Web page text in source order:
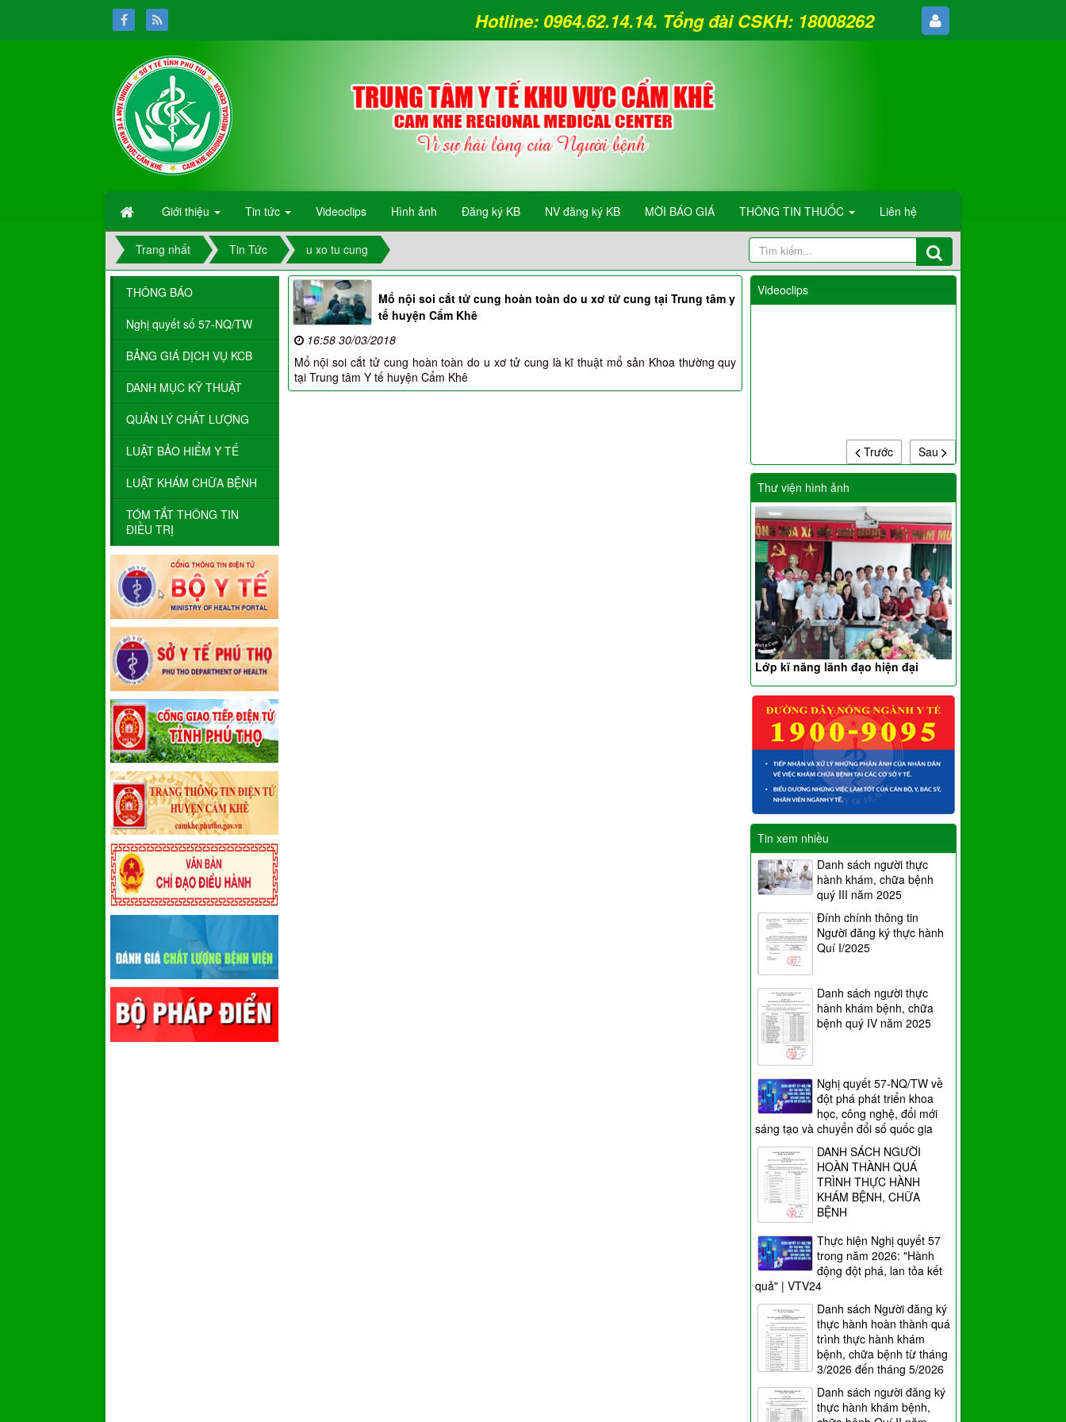
Giới thiệu Tin tức Videoclips Hình ảnh Đăng ký KB NV đăng ký KB MỜI BÁO GIÁ THÔNG TIN THUỐC Liên hệ
Hotline: 0964.62.14.14. Tổng đài CSKH: 18008262
Trang nhất Tin Tức u xo tu cung
Mổ nội soi cắt tử cung hoàn toàn do u xơ tử cung tại Trung tâm y
tế huyện Cẩm Khê
16:58 30/03/2018
Mổ nội soi cắt tử cung hoàn toàn do u xơ tử cung là kĩ thuật mổ sản Khoa thường quy
tại Trung tâm Y tế huyện Cẩm Khê
Videoclips
Sau
Trước
Thư viện hình ảnh
Lớp kĩ năng lãnh đạo hiện đại
Tin xem nhiều
Danh sách người thực
hành khám, chữa bệnh
quý III năm 2025
Đính chính thông tin
Người đăng ký thực hành
Quí I/2025
Danh sách người thực
hành khám bệnh, chữa
bệnh quý IV năm 2025
Nghị quyết 57-NQ/TW về
đột phá phát triển khoa
học, công nghệ, đổi mới
sáng tạo và chuyển đổi số quốc gia
DANH SÁCH NGƯỜI
HOÀN THÀNH QUÁ
TRÌNH THỰC HÀNH
KHÁM BỆNH, CHỮA
BỆNH
Thực hiện Nghị quyết 57
trong năm 2026: "Hành
động đột phá, lan tỏa kết
quả" | VTV24
Danh sách Người đăng ký
thực hành hoàn thành quá
trình thực hành khám
bệnh, chữa bệnh từ tháng
3/2026 đến tháng 5/2026
Danh sách người đăng ký
thực hành khám bệnh,
THÔNG BÁO
Nghị quyết số 57-NQ/TW
BẢNG GIÁ DỊCH VỤ KCB
DANH MỤC KỸ THUẬT
QUẢN LÝ CHẤT LƯỢNG
LUẬT BẢO HIỂM Y TẾ
LUẬT KHÁM CHỮA BỆNH
TÓM TẮT THÔNG TIN
ĐIỀU TRỊ